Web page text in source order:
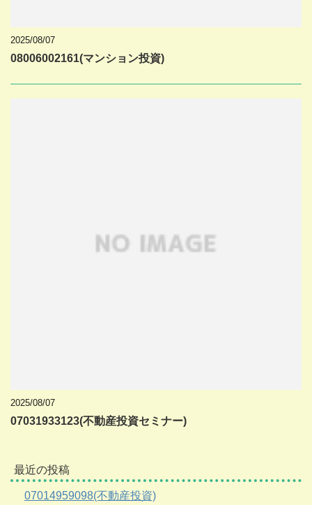
2025/08/07
08006002161(マンション投資)
2025/08/07
07031933123(不動産投資セミナー)
最近の投稿
07014959098(不動産投資)